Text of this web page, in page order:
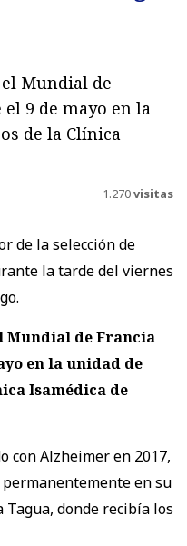
Mundial de
el 9 de mayo en la
de la Clínica
1.270visitas
de la selección de
la tarde del viernes
Mundial de Francia
en la unidad de
Isamédica de
con Alzheimer en 2017,
permanentemente en su
Tagua, donde recibía los